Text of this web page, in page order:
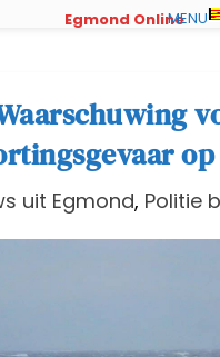
uit Egmond, Politie
Egmond OnlineMENU